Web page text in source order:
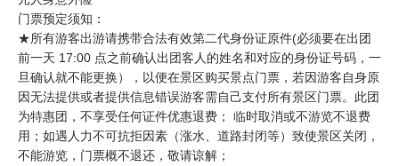
门票预定须知：
★所有游客出游请携带合法有效第二代身份证原件(必须要在出团
前一天 17:00 点之前确认出团客人的姓名和对应的身份证号码，一
旦确认就不能更换），以便在景区购买景点门票，若因游客自身原
因无法提供或者提供信息错误游客需自己支付所有景区门票。此团
为特惠团，不享受任何证件优惠退费； 临时取消或不游览不退费
用；如遇人力不可抗拒因素（涨水、道路封闭等）致使景区关闭，
不能游览，门票概不退还，敬请谅解；